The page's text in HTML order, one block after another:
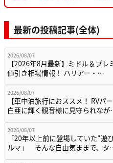
最新の投稿記事(全体)
2026/08/07
【2026年8月最新】ミドル＆プレ
値引き相場情報！ ハリアー・…
2026/08/07
【車中泊旅行におススメ！ RVパ
白亜に輝く観音様に見守られな
2026/08/07
「20年以上前に登場していた“遊
ルマ」 そんな自由気ままで、